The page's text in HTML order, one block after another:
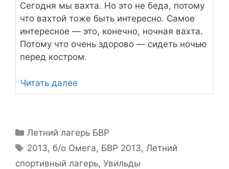
Сегодня мы вахта. Но это не беда, потому
что вахтой тоже быть интересно. Самое
интересное — это, конечно, ночная вахта.
Потому что очень здорово — сидеть ночью
перед костром.
Читать далее
Рубрики
Летний лагерь БВР
Метки
2013, б/о Омега, БВР 2013,Летний
спортивный лагерь, Увильды